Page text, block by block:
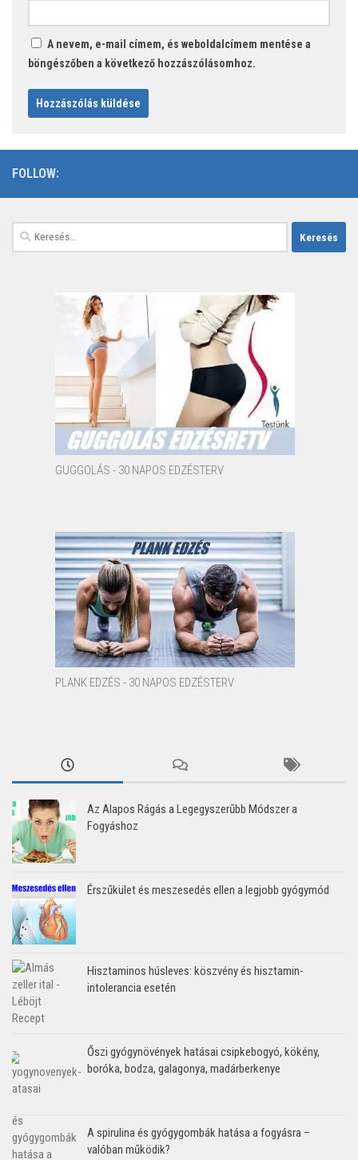
A nevem, e-mail címem, és weboldalcímem mentése a
böngészőben a következő hozzászólásomhoz.
FOLLOW:
Keresés:
GUGGOLÁS - 30 NAPOS EDZÉSTERV
PLANK EDZÉS - 30 NAPOS EDZÉSTERV
Az Alapos Rágás a Legegyszerűbb Módszer a
Fogyáshoz
Érszűkület és meszesedés ellen a legjobb gyógymód
Hisztaminos húsleves: köszvény és hisztamin-
intolerancia esetén
Őszi gyógynövények hatásai csipkebogyó, kökény,
boróka, bodza, galagonya, madárberkenye
A spirulina és gyógygombák hatása a fogyásra –
valóban működik?